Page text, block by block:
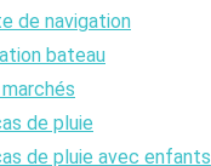
de navigation
bateau
de pluie
de pluie avec enfants